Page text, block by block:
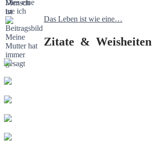
Das Leben ist wie eine…
Zitate & Weisheiten